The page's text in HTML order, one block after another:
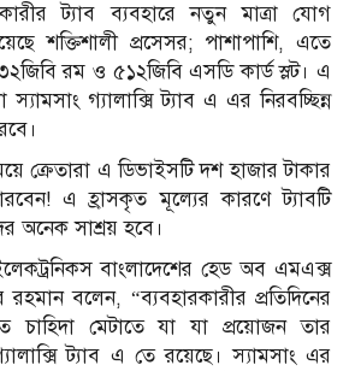
ট্যাব ব্যবহারে নতুন মাত্রা যোগ
শক্তিশালী প্রসেসর; পাশাপাশি, এতে
রম ও ৫১২জিবি এসডি কার্ড স্লট। এ
স্যামসাং গ্যালাক্সি ট্যাব এ এর নিরবচ্ছিন্ন
ক্রেতারা এ ডিভাইসটি দশ হাজার টাকার
এ হ্রাসকৃত মূল্যের কারণে ট্যাবটি
অনেক সাশ্রয় হবে।
বাংলাদেশের হেড অব এমএক্স
বলেন, “ব্যবহারকারীর প্রতিদিনের
চাহিদা মেটাতে যা যা প্রয়োজন তার
ট্যাব এ তে রয়েছে। স্যামসাং এর